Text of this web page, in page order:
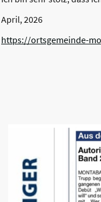
April, 2026
https://ortsgemeinde-